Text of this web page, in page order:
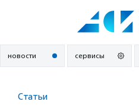
новости сервисы
Статьи